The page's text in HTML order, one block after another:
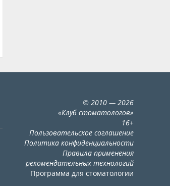
© 2010 — 2026
«Клуб стоматологов»
16+
Пользовательское соглашение
Политика конфиденциальности
Правила применения
рекомендательных технологий
Программа для стоматологии